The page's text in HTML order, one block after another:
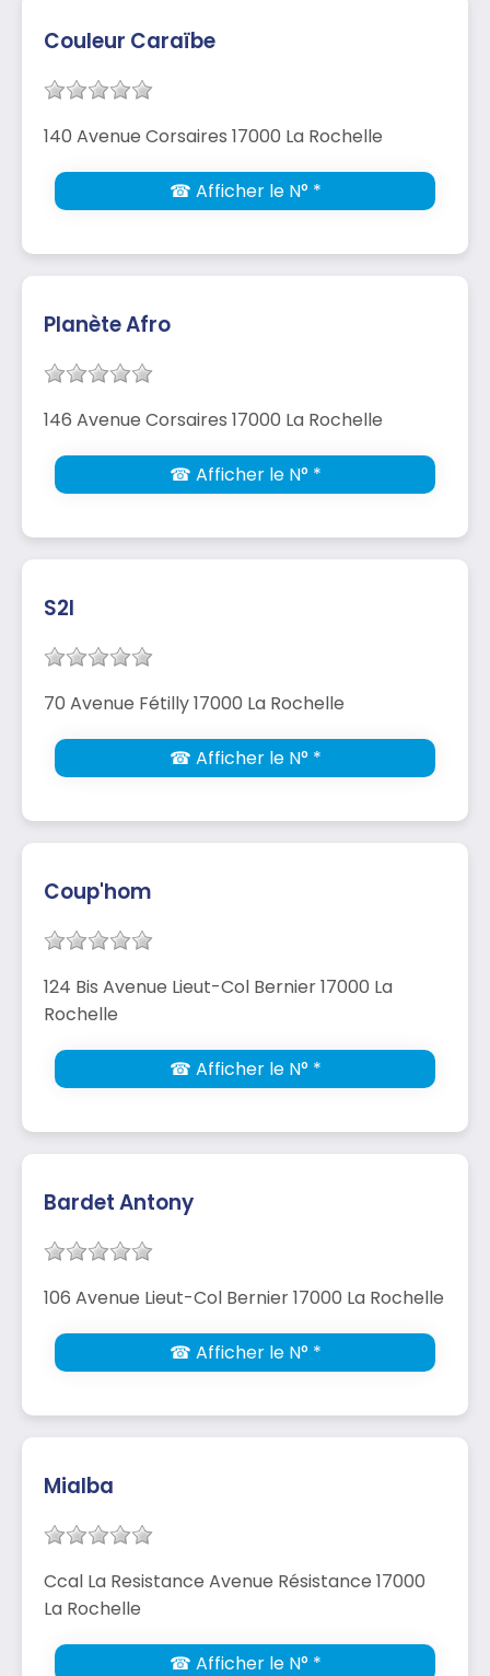
Couleur Caraïbe
140 Avenue Corsaires 17000 La Rochelle
☎ Afficher le N° *
Planète Afro
146 Avenue Corsaires 17000 La Rochelle
☎ Afficher le N° *
S2l
70 Avenue Fétilly 17000 La Rochelle
☎ Afficher le N° *
Coup'hom
124 Bis Avenue Lieut-Col Bernier 17000 La
Rochelle
☎ Afficher le N° *
Bardet Antony
106 Avenue Lieut-Col Bernier 17000 La Rochelle
☎ Afficher le N° *
Mialba
Ccal La Resistance Avenue Résistance 17000
La Rochelle
☎ Afficher le N° *